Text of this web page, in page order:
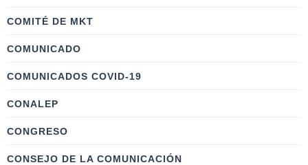
COMITÉ DE MKT
COMUNICADO
COMUNICADOS COVID-19
CONALEP
CONGRESO
CONSEJO DE LA COMUNICACIÓN